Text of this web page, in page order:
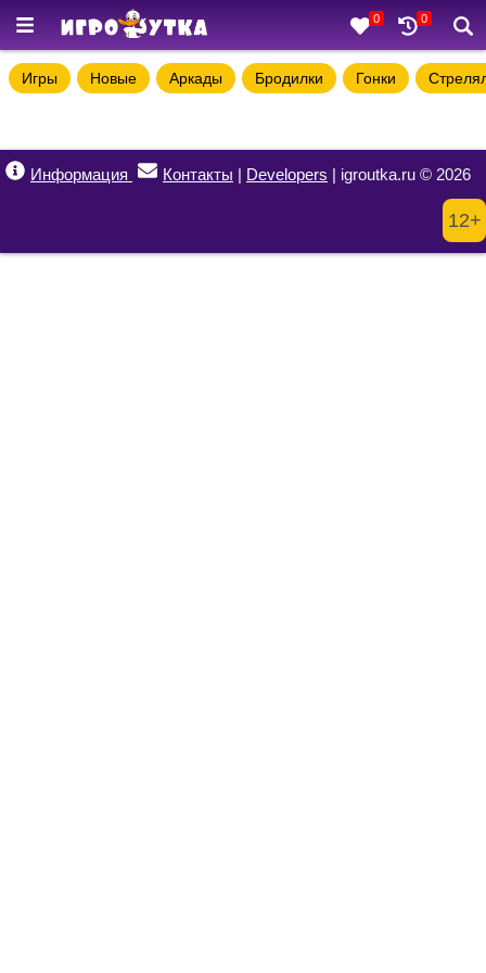
0 0
Игры Новые Аркады Бродилки Гонки
Информация Контакты | Developers | igroutka.ru © 2026
12+